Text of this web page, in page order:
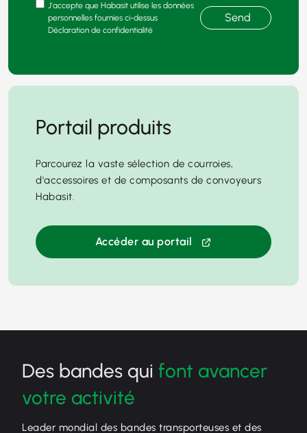
J'accepte que Habasit utilise les données
personnelles fournies ci-dessus
Déclaration de confidentialité
Send
Portail produits
Parcourez la vaste sélection de courroies,
d'accessoires et de composants de convoyeurs
Habasit.
Accéder au portail
Des bandes qui font avancer
votre activité
Leader mondial des bandes transporteuses et des